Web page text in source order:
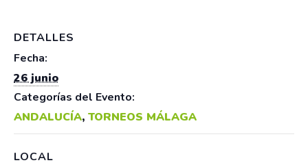
DETALLES
Fecha:
26 junio
Categorías del Evento:
ANDALUCÍA, TORNEOS MÁLAGA
LOCAL